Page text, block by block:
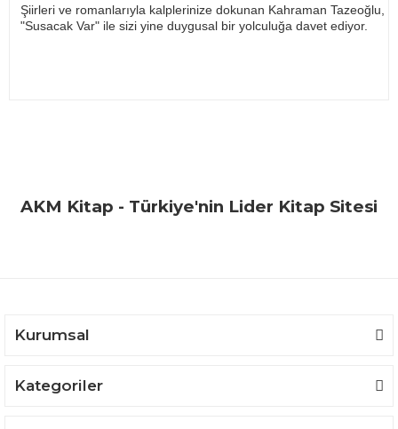
Şiirleri ve romanlarıyla kalplerinize dokunan Kahraman Tazeoğlu,
"Susacak Var" ile sizi yine duygusal bir yolculuğa davet ediyor.
Yorum Yaz
Ürün resmi kalitesiz, bozuk veya görüntülenemiyor.
AKM Kitap - Türkiye'nin Lider Kitap Sitesi
Kurumsal
Kategoriler